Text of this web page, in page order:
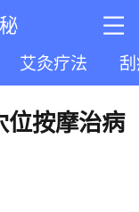
艾灸疗法
位按摩治病